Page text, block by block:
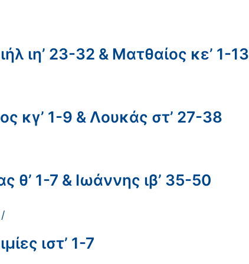
ιη’ 23-32 & Ματθαίος κε’ 1-13
κγ’ 1-9 & Λουκάς στ’ 27-38
θ’ 1-7 & Ιωάννης ιβ’ 35-50
ιστ’ 1-7